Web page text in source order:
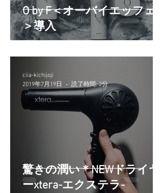
O by F＜オーバイエッフェ
＞導入
驚きの潤い＊NEWドライヤ
ーxtera-エクステラ-
ciia-kichijoji
2019年7月19日
読了時間: 2分